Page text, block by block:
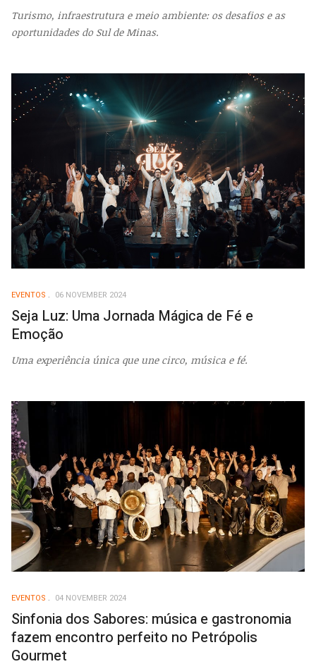
Turismo, infraestrutura e meio ambiente: os desafios e as
oportunidades do Sul de Minas.
EVENTOS 06 NOVEMBER 2024
Seja Luz: Uma Jornada Mágica de Fé e
Emoção
Uma experiência única que une circo, música e fé.
EVENTOS 04 NOVEMBER 2024
Sinfonia dos Sabores: música e gastronomia
fazem encontro perfeito no Petrópolis
Gourmet